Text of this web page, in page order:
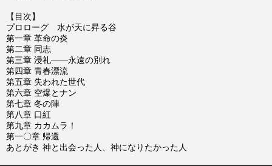
【目次】
プロローグ 水が天に昇る谷
第一章 革命の炎
第二章 同志
第三章 浸礼――永遠の別れ
第四章 青春漂流
第五章 失われた世代
第六章 空爆とナン
第七章 冬の陣
第八章 口紅
第九章 カカムラ！
第一〇章 帰還
あとがき 神と出会った人、神になりたかった人